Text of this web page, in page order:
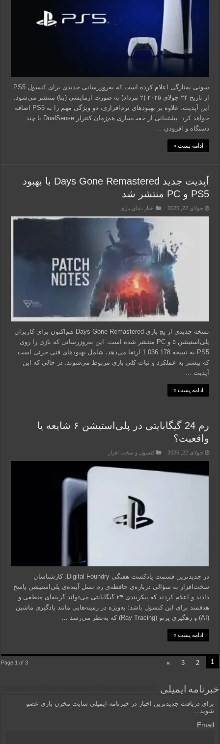
سونی به‌تازگی اعلام کرده است که به‌روزرسانی جدیدی برای کنسول PS5
از تاریخ ۲۴ جولای ۲۰۲۵ (۲ مرداد) به صورت آزمایشی (بتا) منتشر می‌شود.
این آپدیت، علاوه بر بهبودهای نرم‌افزاری، دو ویژگی مهم را به PS5 اضافه
خواهد کرد: پشتیبانی از جفت‌سازی هم‌زمان کنترلر DualSense با چند
دستگاه و افزودن …
ادامه پست »
آپدیت جدید Days Gone Remastered با بهبود
PS5 و PC منتشر شد
جولای 22, 2025 اخبار دنیای بازی
نسخه جدیدی از پچ بازی Days Gone Remastered هم‌اکنون برای کاربران
پلی‌استیشن ۵ و PC منتشر شده است. این به‌روزرسانی که بازی را روی
PS5 به نسخه 1.036.178 ارتقا می‌دهد، شامل بهبودهای فنی جزئی است
که بیشتر به عملکرد و ثبات کلی بازی مربوط می‌شوند. در حالی که این
آپدیت …
ادامه پست »
رم 24 گیگابایتی در پلی‌استیشن ۶ شایعه یا
واقعیت؟
جولای 22, 2025 کنسول و سخت افزار
در جدیدترین قسمت پادکست هفتگی Digital Foundry، کارشناسان
سخت‌افزار به سؤالی درباره‌ی حافظه‌ی رم نسل آینده‌ی پلی‌استیشن پاسخ
دادند و اعلام کردند که پیکربندی ۲۴ گیگابایتی می‌تواند گزینه‌ای منطقی و
هدفمند برای این کنسول باشد؛ به‌ویژه در زمینه‌هایی مانند یادگیری ماشین
(AI) و رهگیری پرتو (Ray Tracing) که به‌نظر می‌رسد …
ادامه پست »
Page 1 of 3 1
2
3
»
خبرنامه ایمیلی
برای دریافت جدیدترین اخبار در خبرنامه ایمیلی سایت مخزن بازی عضو
شوید...
Email